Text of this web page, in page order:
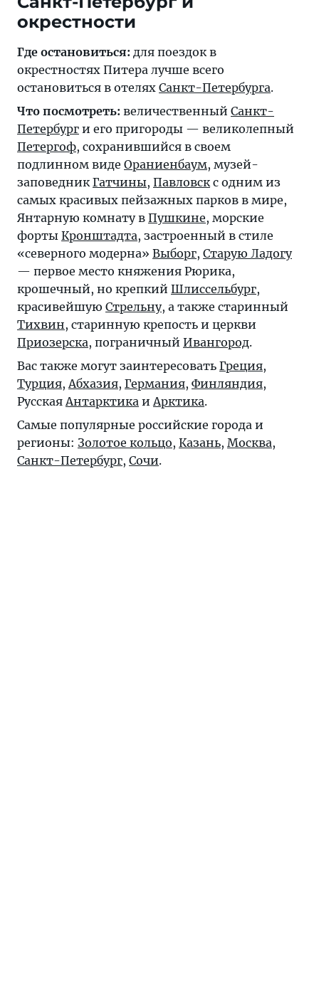
окрестности
Где остановиться: для поездок в
окрестностях Питера лучше всего
остановиться в отелях Санкт-Петербурга.
Что посмотреть: величественный Санкт-
Петербург и его пригороды — великолепный
Петергоф, сохранившийся в своем
подлинном виде Ораниенбаум, музей-
заповедникГатчины, Павловскс одним из
самых красивых пейзажных парков в мире,
Янтарную комнату в Пушкине, морские
форты Кронштадта, застроенный в стиле
«северного модерна» Выборг, Старую Ладогу
— первое место княжения Рюрика,
крошечный, но крепкий Шлиссельбург,
красивейшую Стрельну, а также старинный
Тихвин, старинную крепость и церкви
Приозерска, пограничный Ивангород.
Вас также могут заинтересовать Греция,
Турция,Абхазия, Германия, Финляндия,
РусскаяАнтарктика иАрктика.
Самые популярные российские города и
регионы: Золотое кольцо, Казань, Москва,
Санкт-Петербург, Сочи.